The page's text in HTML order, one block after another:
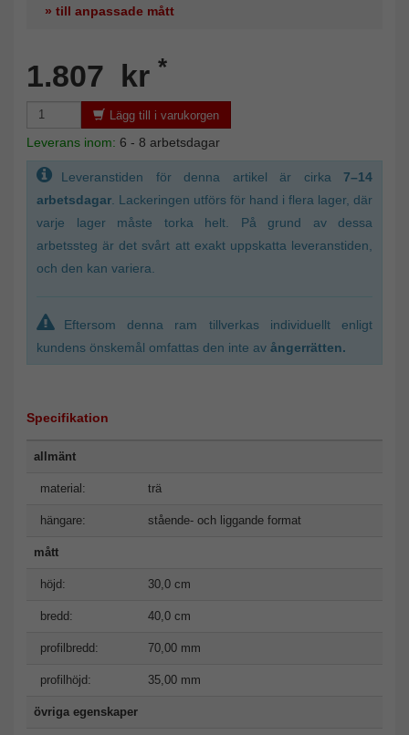
» till anpassade mått
1.807 kr *
Lägg till i varukorgen
Leverans inom: 6 - 8 arbetsdagar
Leveranstiden för denna artikel är cirka 7–14
arbetsdagar . Lackeringen utförs för hand i flera lager, där
varje lager måste torka helt. På grund av dessa
arbetssteg är det svårt att exakt uppskatta leveranstiden,
och den kan variera.
Eftersom denna ram tillverkas individuellt enligt
kundens önskemål omfattas den inte av ångerrätten.
Specifikation
allmänt
material: trä
hängare: stående- och liggande format
mått
höjd: 30,0 cm
bredd: 40,0 cm
profilbredd: 70,00 mm
profilhöjd: 35,00 mm
övriga egenskaper